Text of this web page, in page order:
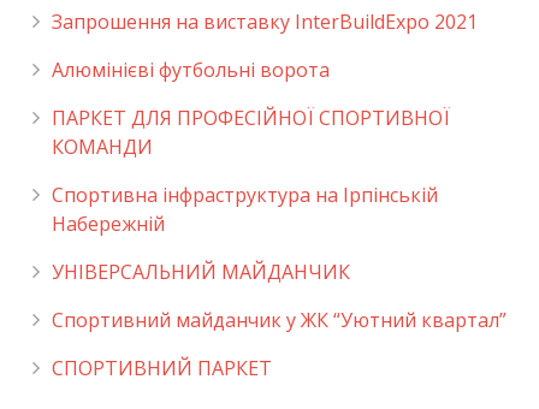
Запрошення на виставку InterBuildExpo 2021
Алюмінієві футбольні ворота
ПАРКЕТ ДЛЯ ПРОФЕСІЙНОЇ СПОРТИВНОЇ
КОМАНДИ
Спортивна інфраструктура на Ірпінській
Набережній
УНІВЕРСАЛЬНИЙ МАЙДАНЧИК
Cпортивний майданчик у ЖК “Уютний квартал”
СПОРТИВНИЙ ПАРКЕТ